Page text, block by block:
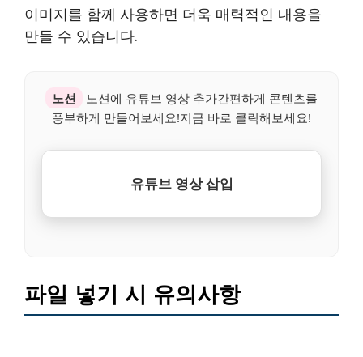
이미지를 함께 사용하면 더욱 매력적인 내용을
만들 수 있습니다.
노션
노션에 유튜브 영상 추가간편하게 콘텐츠를
풍부하게 만들어보세요!지금 바로 클릭해보세요!
유튜브 영상 삽입
파일 넣기 시 유의사항